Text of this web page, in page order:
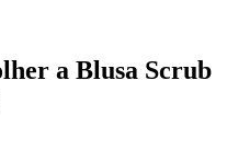
a Blusa Scrub